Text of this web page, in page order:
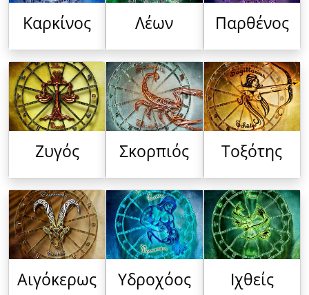
Καρκίνος Λέων Παρθένος
Ζυγός Σκορπιός Τοξότης
Αιγόκερως Υδροχόος Ιχθείς